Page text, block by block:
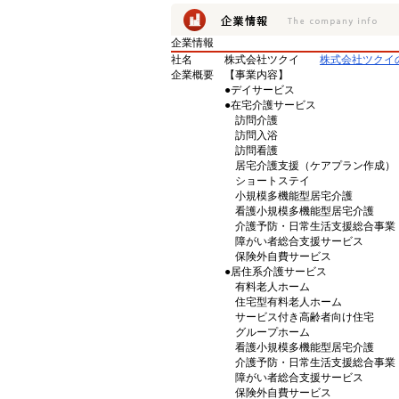
企業情報
社名
株式会社ツクイ
株式会社ツクイ
企業概要
【事業内容】
●デイサービス
●在宅介護サービス
訪問介護
訪問入浴
訪問看護
居宅介護支援（ケアプラン作成）
ショートステイ
小規模多機能型居宅介護
看護小規模多機能型居宅介護
介護予防・日常生活支援総合事業
障がい者総合支援サービス
保険外自費サービス
●居住系介護サービス
有料老人ホーム
住宅型有料老人ホーム
サービス付き高齢者向け住宅
グループホーム
看護小規模多機能型居宅介護
介護予防・日常生活支援総合事業
障がい者総合支援サービス
保険外自費サービス